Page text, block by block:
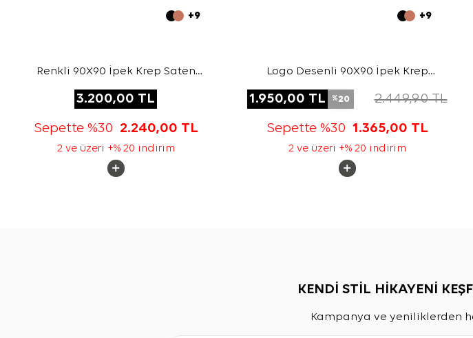
+9
Renkli 90X90 İpek Krep Saten
3.200,00 TL
Sepette %30 2.240,00 TL
2 ve üzeri +% 20 indirim
+9
Logo Desenli 90X90 İpek Krep
1.950,00 TL %20 2.449,90TL
Sepette %30 1.365,00 TL
2 ve üzeri +% 20 indirim
KENDİ STİL HİKAYENİ
Kampanya ve yeniliklerden